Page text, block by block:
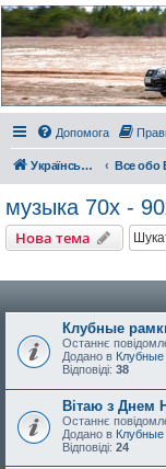
Украинский
Клуб
Всеукраинский клуб
еженедельные встречи,
Присоединяйтесь. Think.
Допомога
Український Форестер Клуб Все обо
музыка 70х -
Нова тема
Клубные
Останнє
Додано в
Відповіді: 38
Вітаю з Днем
Останнє
Додано в
Відповіді: 24